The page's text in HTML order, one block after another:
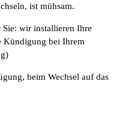
ist mühsam.
wir installieren Ihre
Kündigung bei Ihrem
beim Wechsel auf das